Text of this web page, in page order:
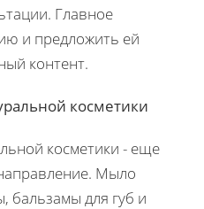
Главное
и предложить ей
контент.
косметики
косметики - еще
Мыло
бальзамы для губ и